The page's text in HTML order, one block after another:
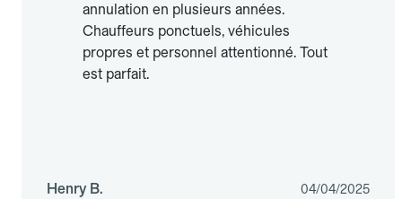
annulation en plusieurs années.
Chauffeurs ponctuels, véhicules
propres et personnel attentionné. Tout
est parfait.
Henry B. 04/04/2025